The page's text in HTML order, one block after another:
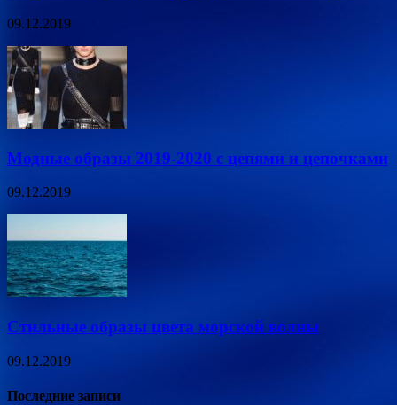
09.12.2019
Модные образы 2019-2020 с цепями и цепочками
09.12.2019
Стильные образы цвета морской волны
09.12.2019
Последние записи